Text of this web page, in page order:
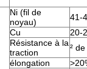
Ni (fil de
noyau)
41-
Cu
20-
Résistance à la
traction
²
élongation